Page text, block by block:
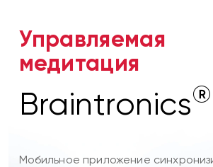
Управляемая
медитация
Braintronics®
Мобильное приложение